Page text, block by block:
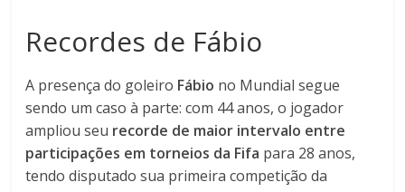
Recordes de Fábio
A presença do goleiro Fábio no Mundial segue
sendo um caso à parte: com 44 anos, o jogador
ampliou seu recorde de maior intervalo entre
participações em torneios da Fifa para 28 anos,
tendo disputado sua primeira competição da